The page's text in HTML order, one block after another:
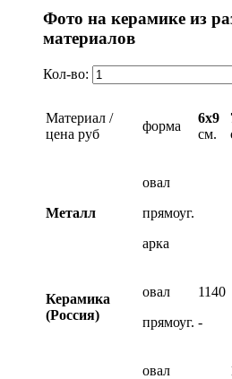
Фото на керамике из
материалов
Кол-во:
Материал /
цена руб
форма
6х9
см.
Металл
овал
прямоуг.
арка
Керамика
(Россия)
овал
прямоуг.
1140
-
овал